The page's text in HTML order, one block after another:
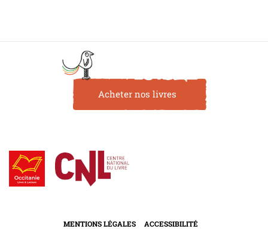
Acheter nos livres
MENTIONS LÉGALES ACCESSIBILITÉ